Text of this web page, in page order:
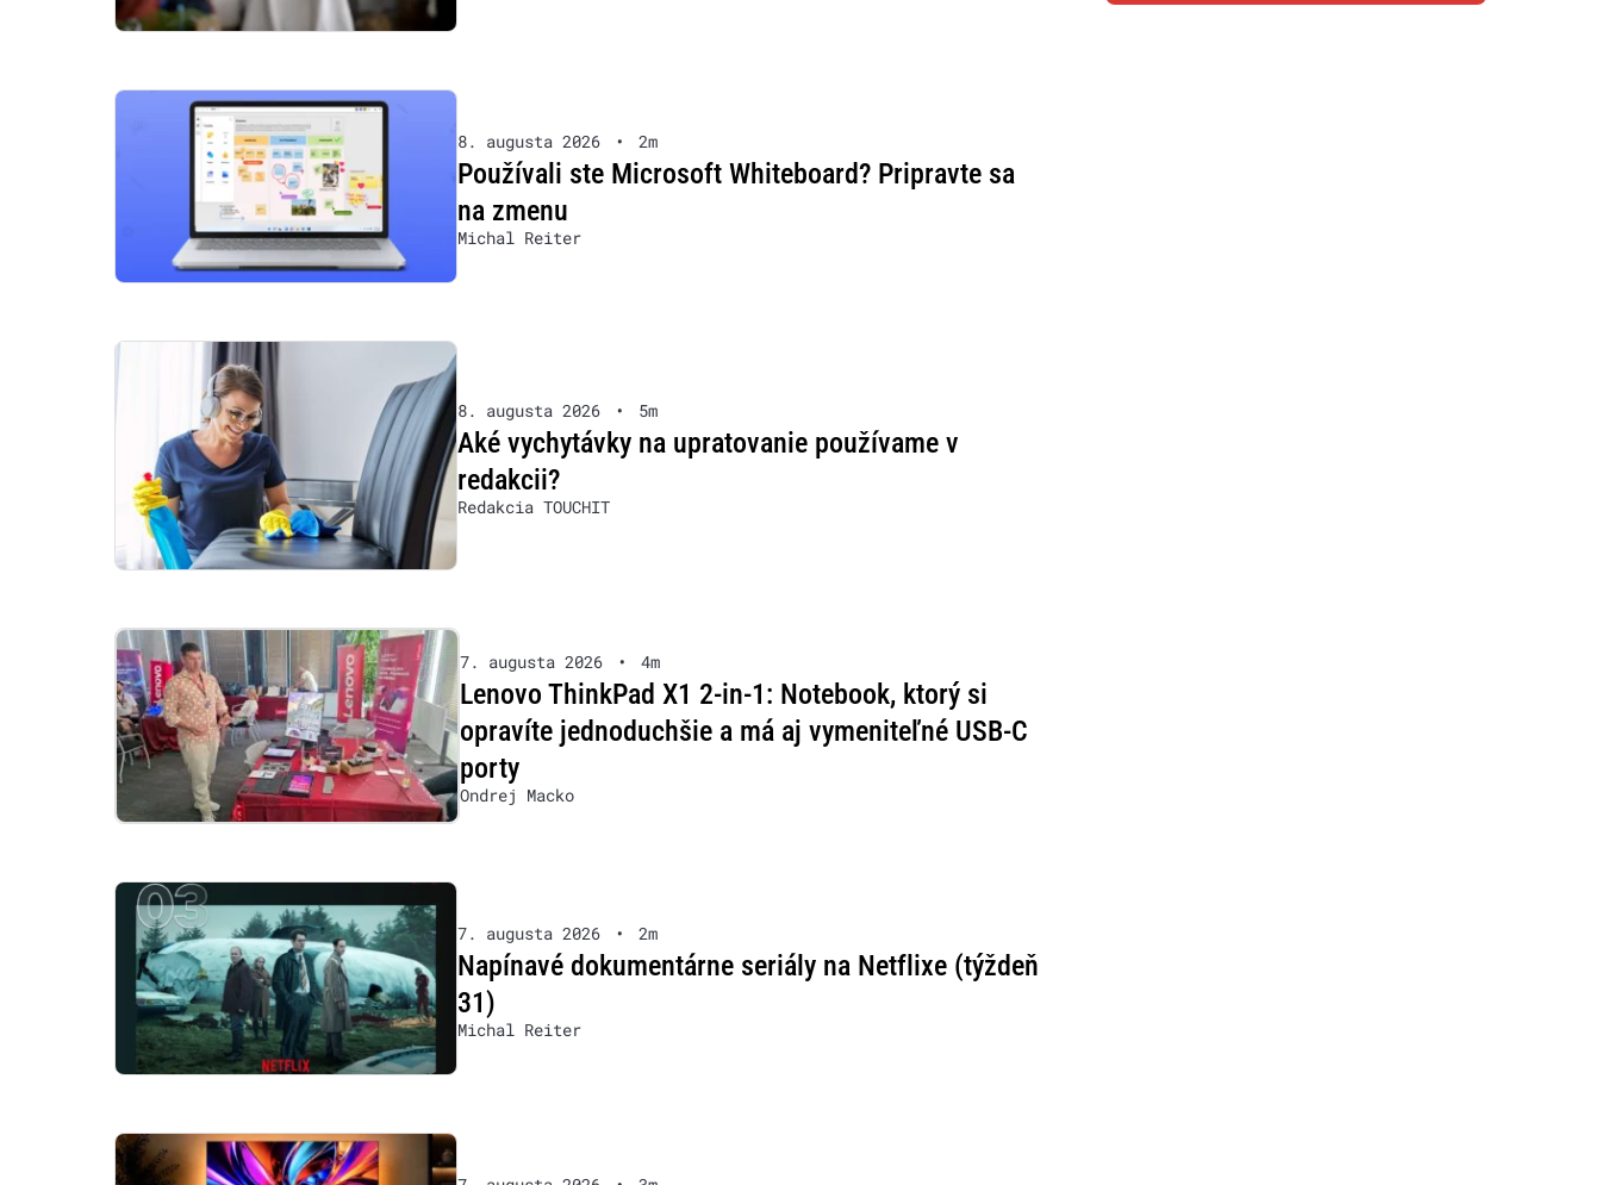
8. augusta 2026 • 2m
Používali ste Microsoft Whiteboard? Pripravte sa
na zmenu
Michal Reiter
8. augusta 2026 • 5m
Aké vychytávky na upratovanie používame v
redakcii?
Redakcia TOUCHIT
7. augusta 2026 • 4m
Lenovo ThinkPad X1 2-in-1: Notebook, ktorý si
opravíte jednoduchšie a má aj vymeniteľné USB-C
porty
Ondrej Macko
7. augusta 2026 • 2m
Napínavé dokumentárne seriály na Netflixe (týždeň
31)
Michal Reiter